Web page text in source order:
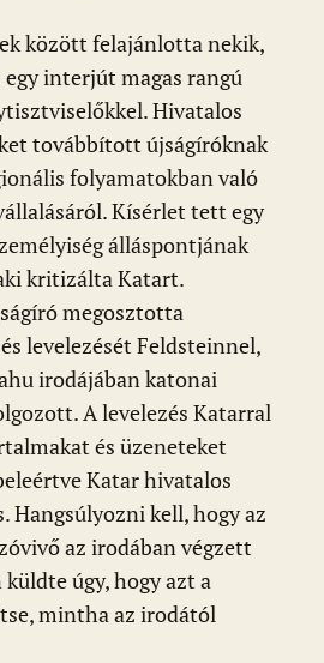
között felajánlotta nekik,
egy interjút magas rangú
Hivatalos
továbbított újságíróknak
folyamatokban való
Kísérlet tett egy
álláspontjának
kritizálta Katart.
megosztotta
levelezését Feldsteinnel,
irodájában katonai
A levelezés Katarral
és üzeneteket
Katar hivatalos
Hangsúlyozni kell, hogy az
az irodában végzett
úgy, hogy azt a
mintha az irodától